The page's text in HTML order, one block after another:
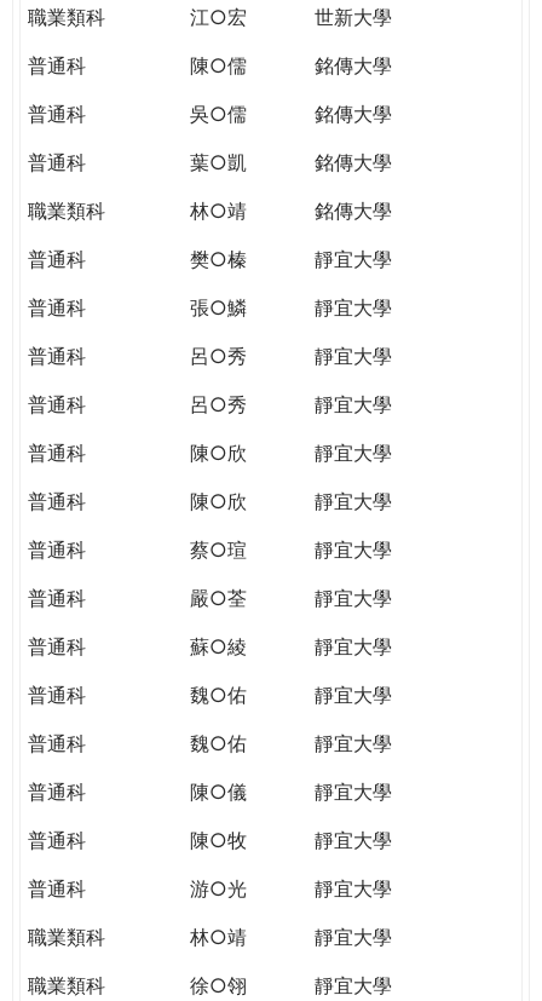
職業類科
江○宏
世新大學
普通科
陳○儒
銘傳大學
普通科
吳○儒
銘傳大學
普通科
葉○凱
銘傳大學
職業類科
林○靖
銘傳大學
普通科
樊○榛
靜宜大學
普通科
張○鱗
靜宜大學
普通科
呂○秀
靜宜大學
普通科
呂○秀
靜宜大學
普通科
陳○欣
靜宜大學
普通科
陳○欣
靜宜大學
普通科
蔡○瑄
靜宜大學
普通科
嚴○荃
靜宜大學
普通科
蘇○綾
靜宜大學
普通科
魏○佑
靜宜大學
普通科
魏○佑
靜宜大學
普通科
陳○儀
靜宜大學
普通科
陳○牧
靜宜大學
普通科
游○光
靜宜大學
職業類科
林○靖
靜宜大學
職業類科
徐○翎
靜宜大學